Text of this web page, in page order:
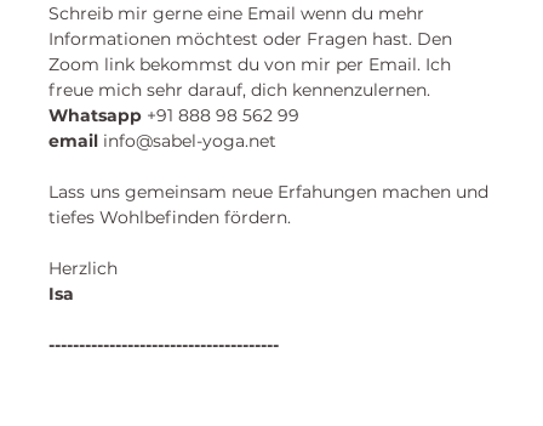
Schreib mir gerne eine Email wenn du mehr
Informationen möchtest oder Fragen hast. Den
Zoom link bekommst du von mir per Email. Ich
freue mich sehr darauf, dich kennenzulernen.
​Whatsapp +91 888 98 562 99
email info@sabel-yoga.net
Lass uns gemeinsam neue Erfahungen machen und
tiefes Wohlbefinden fördern.
Herzlich
Isa
--------------------------------------